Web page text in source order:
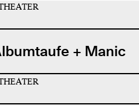
+ Manic